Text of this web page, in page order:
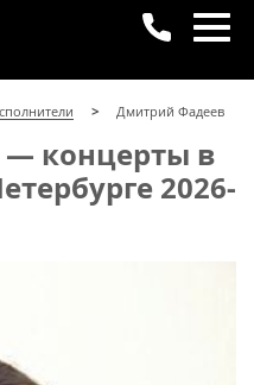
8 (800) 770-09-71
для регионов
Дмитрий Фадеев
концерты в
2026-